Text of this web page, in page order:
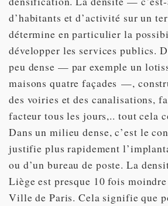
d’habitants et d’activité sur un
détermine en particulier la
développer les services publics.
peu dense — par exemple un
maisons quatre façades —,
des voiries et des canalisations,
facteur tous les jours,.. tout cela
Dans un milieu dense, c’est le
justifie plus rapidement
ou d’un bureau de poste. La
Liège est presque 10 fois
Ville de Paris. Cela signifie que